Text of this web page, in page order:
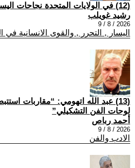
(12) في الولايات المتحدة نجاحات اليساريين تتواصل
رشيد غويلب
2026 / 8 / 9
اليسار , التحرر , والقوى الانسانية في
(13) عبد الله اتهومي: “مقاربات
لوحات الفن التشكيلي”
أحمد رباص
2026 / 8 / 9
الادب والفن